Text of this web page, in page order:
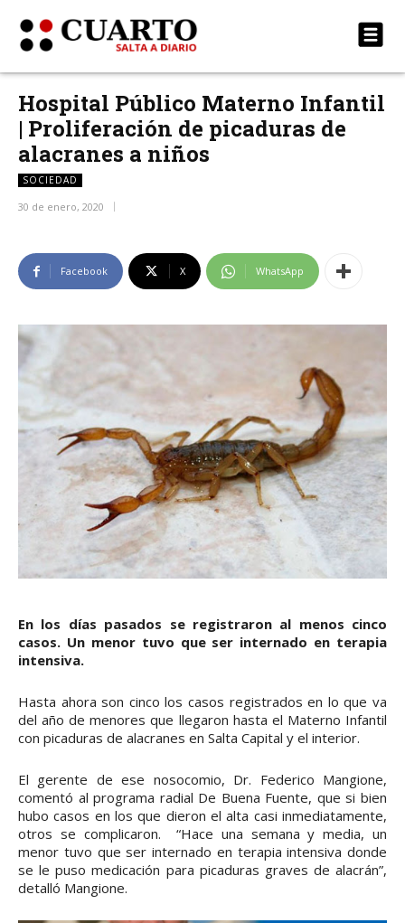
Hospital Público Materno Infantil
| Proliferación de picaduras de
alacranes a niños
SOCIEDAD
30 de enero, 2020
Facebook X WhatsApp
En los días pasados se registraron al menos cinco
casos. Un menor tuvo que ser internado en terapia
intensiva.
Hasta ahora son cinco los casos registrados en lo que va
del año de menores que llegaron hasta el Materno Infantil
con picaduras de alacranes en Salta Capital y el interior.
El gerente de ese nosocomio, Dr. Federico Mangione,
comentó al programa radial De Buena Fuente, que si bien
hubo casos en los que dieron el alta casi inmediatamente,
otros se complicaron. “Hace una semana y media, un
menor tuvo que ser internado en terapia intensiva donde
se le puso medicación para picaduras graves de alacrán”,
detalló Mangione.